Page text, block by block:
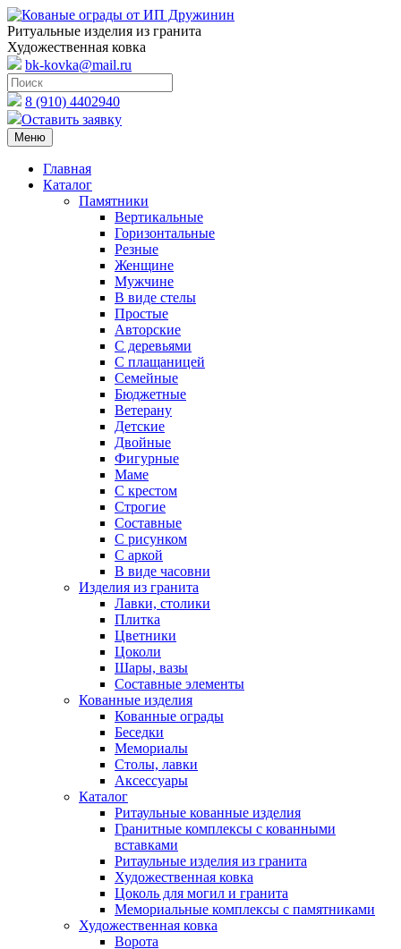
Ритуальные изделия из гранита
Художественная ковка
bk-kovka@mail.ru
8 (910) 4402940
Оставить заявку
Меню
Главная
Каталог
Памятники
Вертикальные
Горизонтальные
Резные
Женщине
Мужчине
В виде стелы
Простые
Авторские
С деревьями
С плащаницей
Семейные
Бюджетные
Ветерану
Детские
Двойные
Фигурные
Маме
С крестом
Строгие
Составные
С рисунком
С аркой
В виде часовни
Изделия из гранита
Лавки, столики
Плитка
Цветники
Цоколи
Шары, вазы
Составные элементы
Кованные изделия
Кованные ограды
Беседки
Мемориалы
Столы, лавки
Аксессуары
Каталог
Ритаульные кованные изделия
Гранитные комплексы с кованными
вставками
Ритаульные изделия из гранита
Художественная ковка
Цоколь для могил и гранита
Мемориальные комплексы с памятниками
Художественная ковка
Ворота